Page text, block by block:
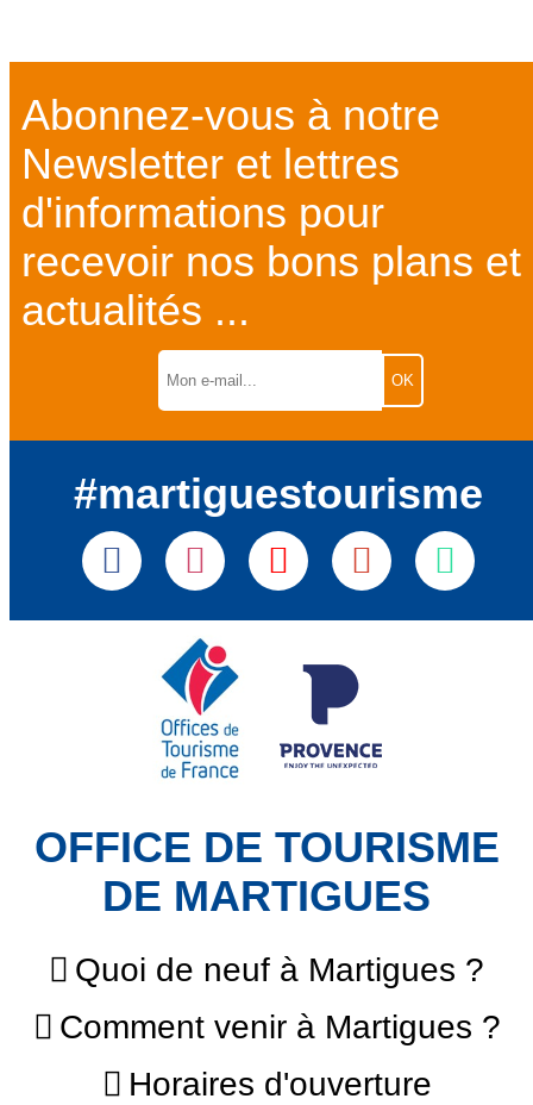
Abonnez-vous à notre
Newsletter et lettres
d'informations pour
recevoir nos bons plans et
actualités ...
#martiguestourisme
OFFICE DE TOURISME
DE MARTIGUES
Quoi de neuf à Martigues ?
Comment venir à Martigues ?
Horaires d'ouverture